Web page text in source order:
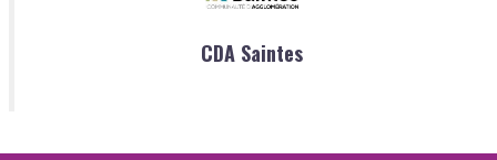
CDA Saintes